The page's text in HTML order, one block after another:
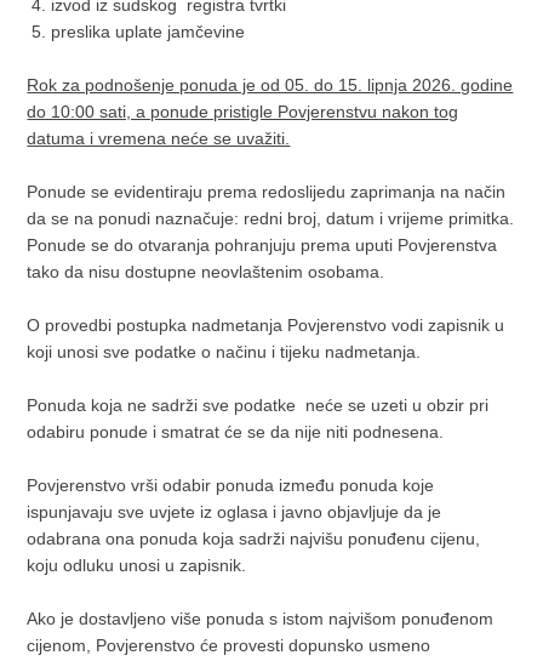
4. izvod iz sudskog registra tvrtki
5. preslika uplate jamčevine
Rok za podnošenje ponuda je od 05. do 15. lipnja 2026. godine
do 10:00 sati, a ponude pristigle Povjerenstvu nakon tog
datuma i vremena neće se uvažiti.
Ponude se evidentiraju prema redoslijedu zaprimanja na način
da se na ponudi naznačuje: redni broj, datum i vrijeme primitka.
Ponude se do otvaranja pohranjuju prema uputi Povjerenstva
tako da nisu dostupne neovlaštenim osobama.
O provedbi postupka nadmetanja Povjerenstvo vodi zapisnik u
koji unosi sve podatke o načinu i tijeku nadmetanja.
Ponuda koja ne sadrži sve podatke neće se uzeti u obzir pri
odabiru ponude i smatrat će se da nije niti podnesena.
Povjerenstvo vrši odabir ponuda između ponuda koje
ispunjavaju sve uvjete iz oglasa i javno objavljuje da je
odabrana ona ponuda koja sadrži najvišu ponuđenu cijenu,
koju odluku unosi u zapisnik.
Ako je dostavljeno više ponuda s istom najvišom ponuđenom
cijenom, Povjerenstvo će provesti dopunsko usmeno